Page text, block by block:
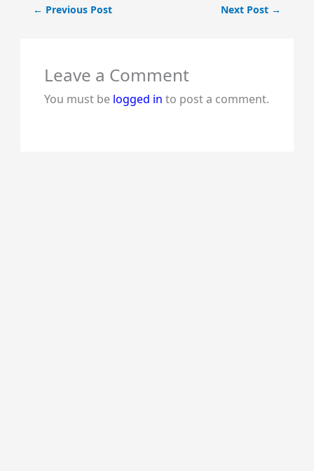
← Previous Post Next Post →
Leave a Comment
You must be logged in to post a comment.